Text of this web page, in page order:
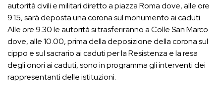
autorità civili e militari diretto a piazza Roma dove, alle ore
9.15, sarà deposta una corona sul monumento ai caduti.
Alle ore 9.30 le autorità si trasferiranno a Colle San Marco
dove, alle 10.00, prima della deposizione della corona sul
cippo e sul sacrario ai caduti per la Resistenza e la resa
degli onori ai caduti, sono in programma gli interventi dei
rappresentanti delle istituzioni.